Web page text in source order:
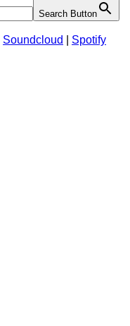
Search Button
Soundcloud Spotify